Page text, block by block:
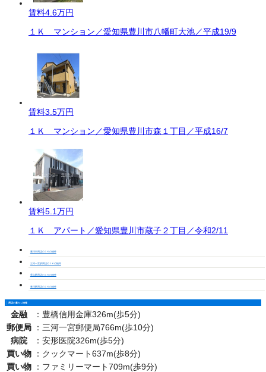
賃料4.6万円
１Ｋ マンション／愛知県豊川市八幡町大池／平成19/9
賃料3.5万円
１Ｋ マンション／愛知県豊川市森１丁目／平成16/7
賃料5.1万円
１Ｋ アパート／愛知県豊川市蔵子２丁目／令和2/11
豊川市周辺の１Ｋの物件
三河一宮駅周辺の１Ｋの物件
長山駅周辺の１Ｋの物件
豊川駅周辺の１Ｋの物件
周辺の暮らし情報
金融 ： 豊橋信用金庫326m(歩5分)
郵便局
： 三河一宮郵便局766m(歩10分)
病院
： 安形医院326m(歩5分)
買い物
： クックマート637m(歩8分)
買い物
： ファミリーマート709m(歩9分)